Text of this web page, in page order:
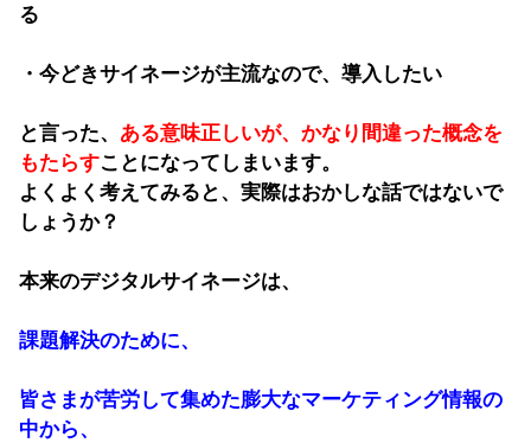
る
・今どきサイネージが主流なので、導入したい
と言った、 ある意味正しいが、かなり間違った概念を
もたらすことになってしまいます。
よくよく考えてみると、実際はおかしな話ではないで
しょうか？
本来のデジタルサイネージは、
課題解決のために、
皆さまが苦労して集めた膨大なマーケティング情報の
中から、